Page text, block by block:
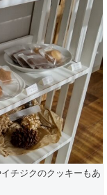
チジクのクッキーもあ